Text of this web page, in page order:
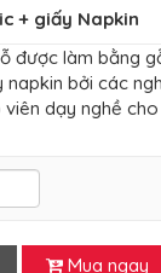
+ giấy Napkin
được làm bằng
bởi các
dạy nghề
Mua ngay